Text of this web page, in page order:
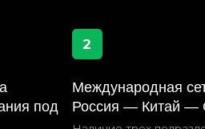
эффективно работать на мировых
и предлагать лучшие решения для
клиентов в любых уголках планеты.